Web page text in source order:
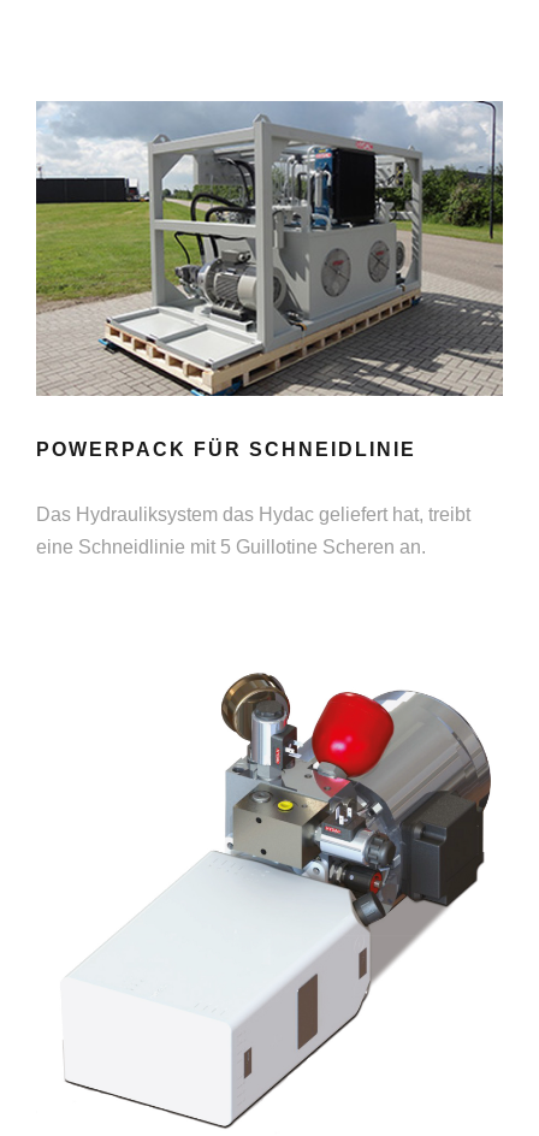
POWERPACK FÜR SCHNEIDLINIE
Das Hydrauliksystem das Hydac geliefert hat, treibt
eine Schneidlinie mit 5 Guillotine Scheren an.